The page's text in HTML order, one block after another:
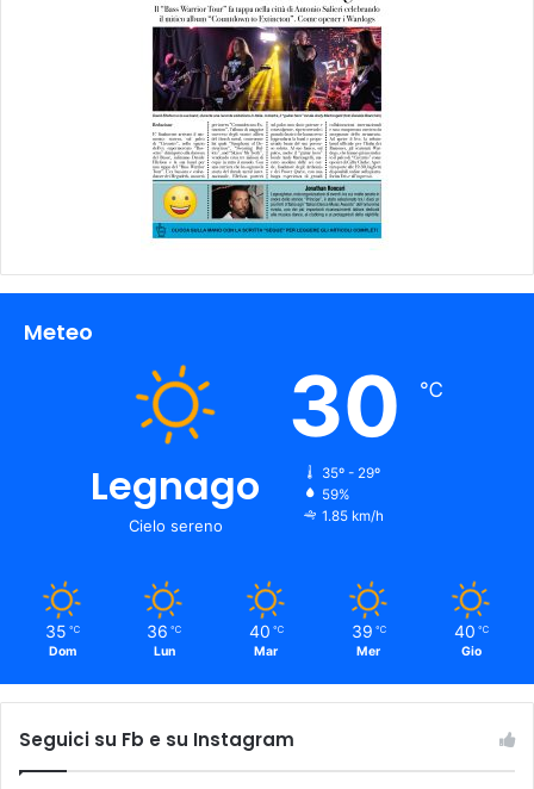
Meteo
Legnago
Cielo sereno
30 ℃
35º - 29º
59%
1.85 km/h
35 ℃
Dom
36 ℃
Lun
40 ℃
Mar
39 ℃
Mer
40 ℃
Gio
Seguici su Fb e su Instagram